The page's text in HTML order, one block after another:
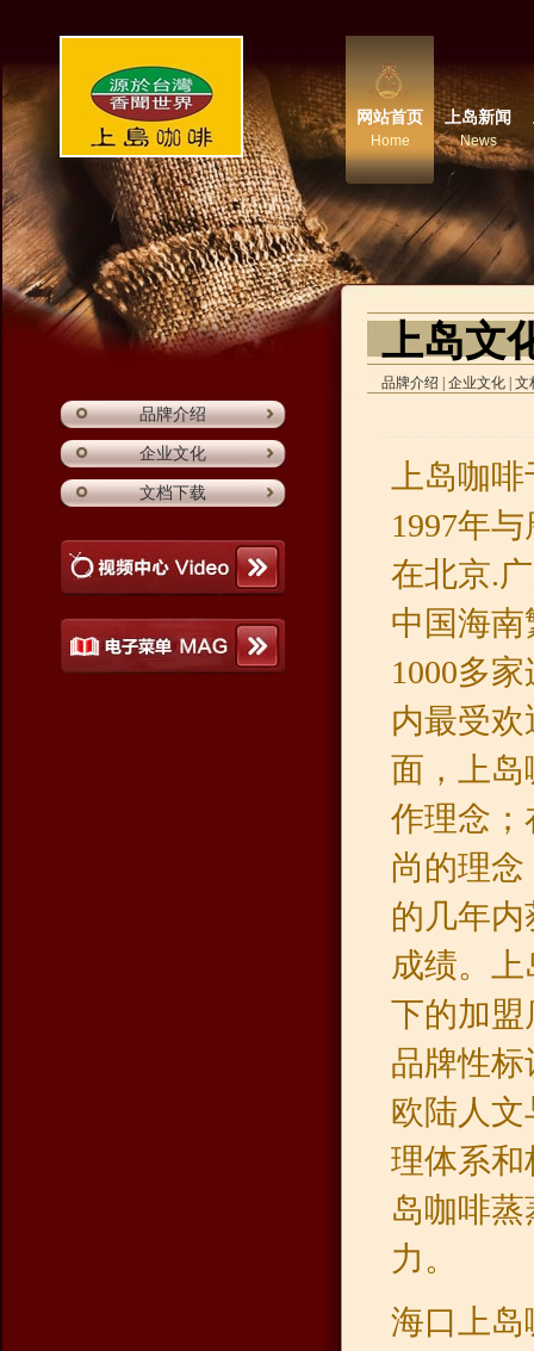
网站首页
Home
上岛新闻
News
上岛文
品牌介绍 企业文化 文
品牌介绍
企业文化
文档下载
上岛咖
1997年
在北京.
中国海
1000多
内最受
面，上
作理念；
尚的理
的几年
成绩。
下的加盟
品牌性
欧陆人
理体系和
岛咖啡
力。
海口上岛